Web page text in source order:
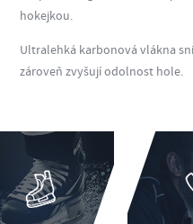
hokejkou.
Ultralehká karbonová vlákna
zároveň zvyšují odolnost hole.